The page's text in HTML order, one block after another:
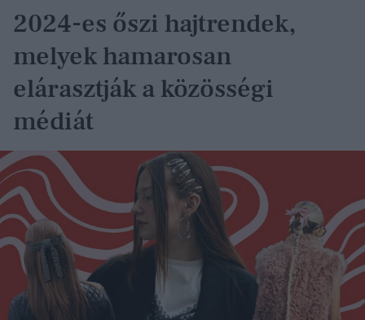
2024-es őszi hajtrendek,
melyek hamarosan
elárasztják a közösségi
médiát